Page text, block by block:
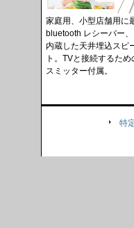
家庭用、小型店舗用に
bluetooth レシーバー
内蔵した天井埋込スピ
ト。TVと接続するため
スミッター付属。
特